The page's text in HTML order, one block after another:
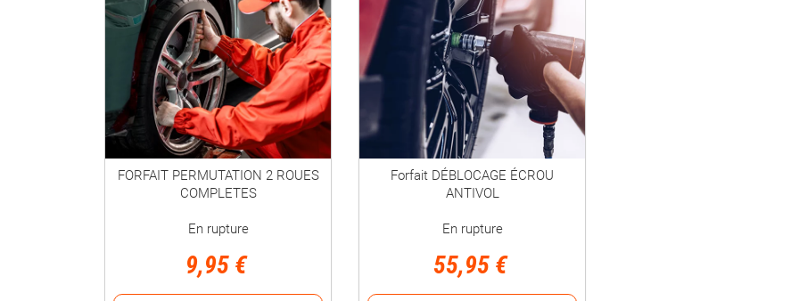
FORFAIT PERMUTATION 2 ROUES
COMPLETES
En rupture
9,95 €
Forfait DÉBLOCAGE ÉCROU
ANTIVOL
En rupture
55,95 €